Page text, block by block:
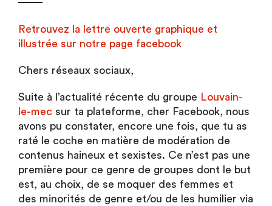
Retrouvez la lettre ouverte graphique et
illustrée sur notre page facebook
Chers réseaux sociaux,
Suite à l’actualité récente du groupe Louvain-
le-mec sur ta plateforme, cher Facebook, nous
avons pu constater, encore une fois, que tu as
raté le coche en matière de modération de
contenus haineux et sexistes. Ce n’est pas une
première pour ce genre de groupes dont le but
est, au choix, de se moquer des femmes et
des minorités de genre et/ou de les humilier via